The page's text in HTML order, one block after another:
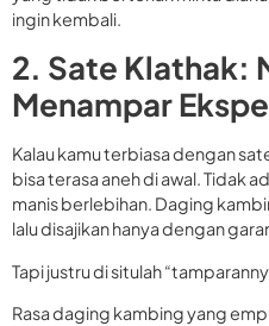
ingin kembali.
2. Sate Klathak:
Menampar
Kalau kamu terbiasa dengan
bisa terasa aneh di awal. Tidak
manis berlebihan. Daging
lalu disajikan hanya dengan
Tapi justru di situlah
Rasa daging kambing yang